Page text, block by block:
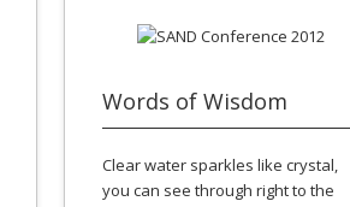
Words of Wisdom
Clear water sparkles like crystal,
you can see through right to the